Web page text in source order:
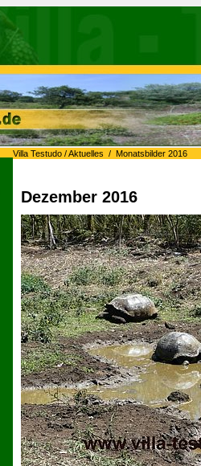
Villa Testudo /Aktuelles / Monatsbilder 2016
Dezember 2016